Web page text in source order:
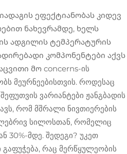
ეფექტიანობას კიდევ
ნახევრამდე, ხელს
ადგილის ტემპერატურის
კომპონენტები აქვს
მო concerns-ის
მეურნეებისთვის. როდესაც
ვარიანტები ჟანგბადის
რომ მშრალი ნივთიერების
სილოსთან, რომელიც
30%-მდე. შედეგი? უკეთ
გაფუჭება, რაც მერწყულეობის